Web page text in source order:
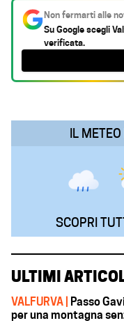
c
e
b
o
t
s
A
k
e
d
Non fermarti alle
Su Google scegli
verificata.
IL
SCOPRI
ULTIMI
VALFURVA |
Passo
per una montagna